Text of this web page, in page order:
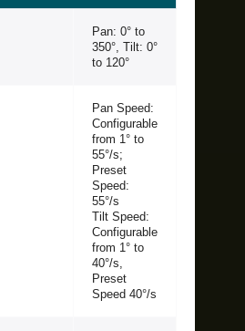
Pan: 0° to
350°, Tilt: 0°
to 120°
Pan Speed:
Configurable
from 1° to
55°/s;
Preset
Speed:
55°/s
Tilt Speed:
Configurable
from 1° to
40°/s,
Preset
Speed 40°/s